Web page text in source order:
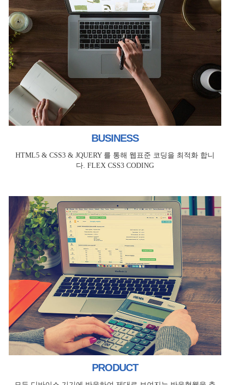
BUSINESS
HTML5 & CSS3 & JQUERY 를 통해 웹표준 코딩을 최적화 합니
다. FLEX CSS3 CODING
PRODUCT